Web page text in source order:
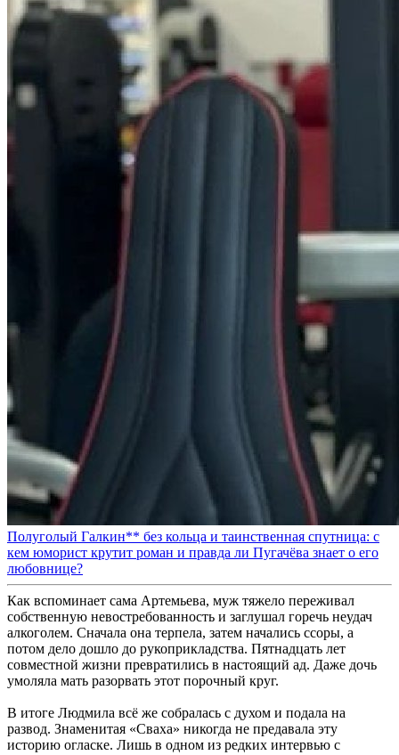
Полуголый Галкин** без кольца и таинственная спутница: с
кем юморист крутит роман и правда ли Пугачёва знает о его
любовнице?
Как вспоминает сама Артемьева, муж тяжело переживал
собственную невостребованность и заглушал горечь неудач
алкоголем. Сначала она терпела, затем начались ссоры, а
потом дело дошло до рукоприкладства. Пятнадцать лет
совместной жизни превратились в настоящий ад. Даже дочь
умоляла мать разорвать этот порочный круг.
В итоге Людмила всё же собралась с духом и подала на
развод. Знаменитая «Сваха» никогда не предавала эту
историю огласке. Лишь в одном из редких интервью с